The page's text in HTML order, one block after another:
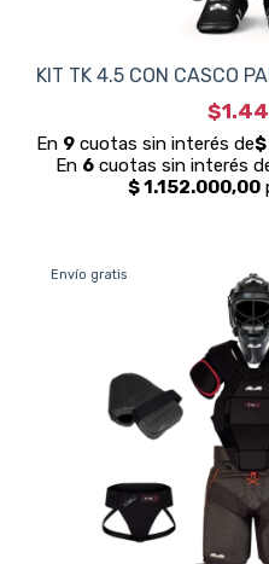
KIT TK 4.5 CON CASCO
Envío gratis